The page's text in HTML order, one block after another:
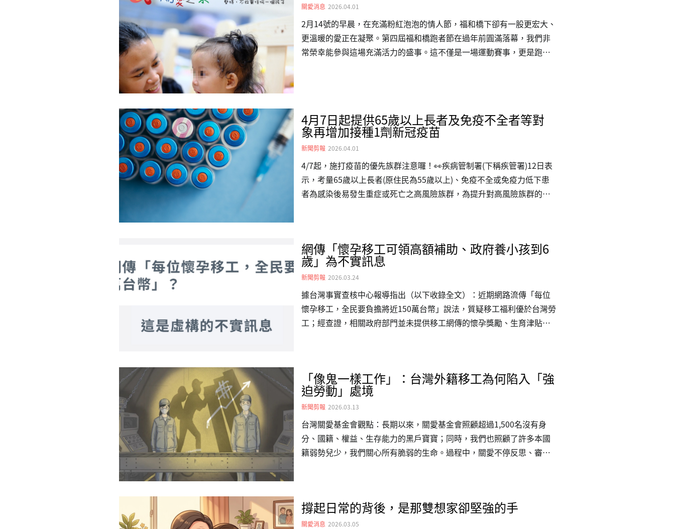
越來越多，被生母丟棄生病沒人照顧，基於人道決定接手。關愛之家創
辦人楊婕妤：「…
關愛消息 2026.04.01
2月14號的早晨，在充滿粉紅泡泡的情人節，福和橋下卻有一股更宏大、
更溫暖的愛正在凝聚。第四屆福和橋跑者節在過年前圓滿落幕，我們非
常榮幸能參與這場充滿活力的盛事。這不僅是一場運動賽事，更是跑者
息 #公益跑 #跑者文化 #感謝有你
4月7日起提供65歲以上長者及免疫不全者等對
象再增加接種1劑新冠疫苗
新聞剪報 2026.04.01
4/7起，施打疫苗的優先族群注意囉！👀疾病管制署(下稱疾管署)12日表
示，考量65歲以上長者(原住民為55歲以上)、免疫不全或免疫力低下患
者為感染後易發生重症或死亡之高風險族群，為提升對高風險族群的健
新冠疫苗自去(2025)年10月1日起提供民眾接種，重症病例以65歲以上長
者(占73%)及具慢性病史者(占81%)為多，93%未接種本季新冠疫苗。疫
苗保護力會隨著時間遞減，…
網傳「懷孕移工可領高額補助、政府養小孩到6
歲」為不實訊息
新聞剪報 2026.03.24
據台灣事實查核中心報導指出（以下收錄全文）：近期網路流傳「每位
懷孕移工，全民要負擔將近150萬台幣」說法，質疑移工福利優於台灣勞
工；經查證，相關政府部門並未提供移工網傳的懷孕獎勵、生育津貼、
動力發展署也表示，網傳說法與事實不符。二、依據勞保局規定，移工
須有投保勞保且符合條件，產後才可請領「勞保生育給付」，並無其他
網傳補助。此外，勞動部發布的「移工婦幼權益保障指引」，僅保障移
工孕產期間工作與休假權益，…
「像鬼一樣工作」：台灣外籍移工為何陷入「強
迫勞動」處境
新聞剪報 2026.03.13
台灣關愛基金會觀點：長期以來，關愛基金會照顧超過1,500名沒有身
分、國籍、權益、生存能力的黑戶寶寶；同時，我們也照顧了許多本國
籍弱勢兒少，我們關心所有脆弱的生命。過程中，關愛不停反思、審視
步的是，我們也希望能夠邀請社會大眾、政府賢達，重視這些弱勢兒少
的權益。以下分享的新聞，正是這巨大問題背後的縮影。轉載新聞/圖片
撐起日常的背後，是那雙想家卻堅強的手
關愛消息 2026.03.05